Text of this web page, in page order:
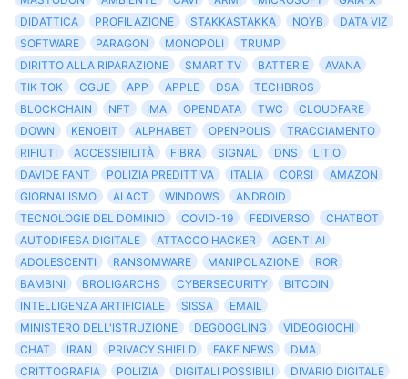
DIDATTICA
PROFILAZIONE STAKKASTAKKA NOYB
DATA VIZ
SOFTWARE
PARAGON MONOPOLI
TRUMP
DIRITTO ALLA RIPARAZIONE
SMART TV BATTERIE
AVANA
TIK TOK
CGUE APP APPLE DSA
TECHBROS
BLOCKCHAIN
NFT IMA OPENDATA TWC
CLOUDFARE
DOWN
KENOBIT ALPHABET OPENPOLIS
TRACCIAMENTO
RIFIUTI
ACCESSIBILITÀ FIBRA SIGNAL DNS
LITIO
DAVIDE FANT
POLIZIA PREDITTIVA ITALIA CORSI
AMAZON
GIORNALISMO
AI ACT WINDOWS
ANDROID
TECNOLOGIE DEL DOMINIO
COVID-19 FEDIVERSO
CHATBOT
AUTODIFESA DIGITALE
ATTACCO HACKER
AGENTI AI
ADOLESCENTI
RANSOMWARE MANIPOLAZIONE
ROR
BAMBINI
BROLIGARCHS CYBERSECURITY
BITCOIN
INTELLIGENZA ARTIFICIALE
SISSA
EMAIL
MINISTERO DELL'ISTRUZIONE
DEGOOGLING
VIDEOGIOCHI
CHAT
IRAN PRIVACY SHIELD FAKE NEWS
DMA
CRITTOGRAFIA
POLIZIA DIGITALI POSSIBILI
DIVARIO DIGITALE